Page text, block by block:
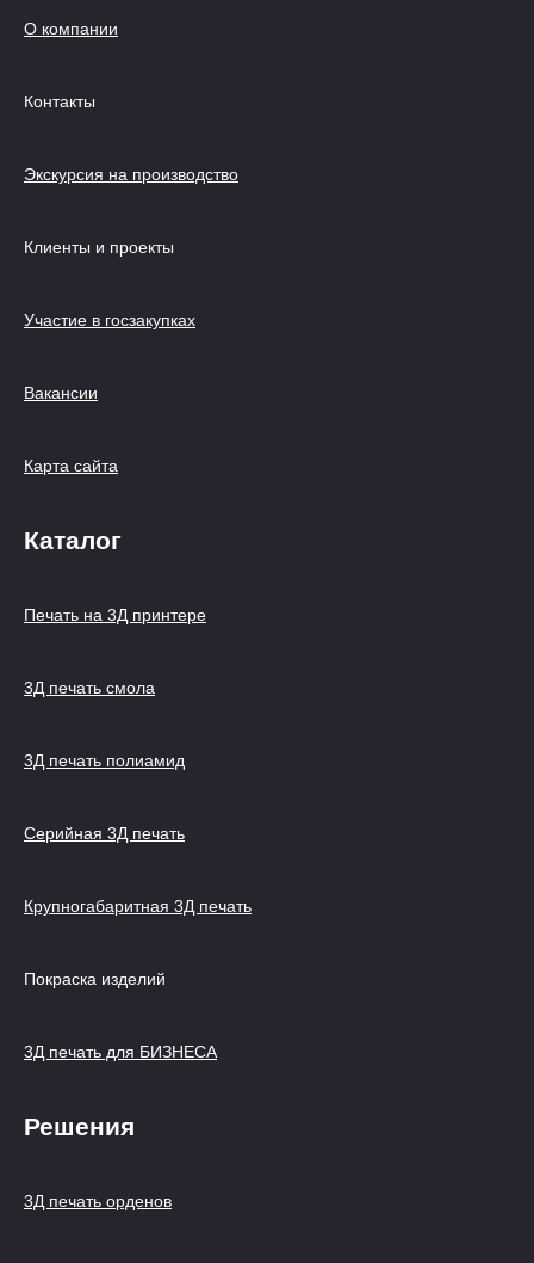
О компании
Контакты
Экскурсия на производство
Клиенты и проекты
Участие в госзакупках
Вакансии
Карта сайта
Каталог
Печать на 3Д принтере
3Д печать смола
3Д печать полиамид
Серийная 3Д печать
Крупногабаритная 3Д печать
Покраска изделий
3Д печать для БИЗНЕСА
Решения
3Д печать орденов